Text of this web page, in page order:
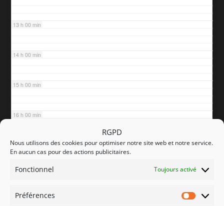
RGPD
Nous utilisons des cookies pour optimiser notre site web et notre service.
En aucun cas pour des actions publicitaires.
Fonctionnel Toujours activé
Préférences
13 h 00 min
14 h 00 min
15 h 00 min
16 h 00 min
17 h 00 min